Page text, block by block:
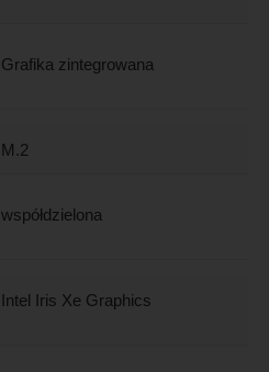
Grafika zintegrowana
M.2
współdzielona
Intel Iris Xe Graphics